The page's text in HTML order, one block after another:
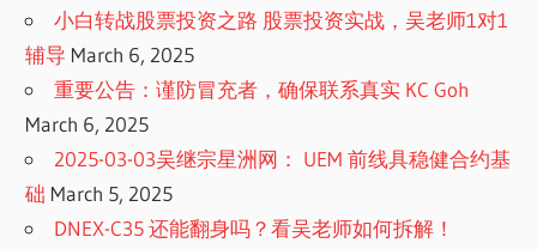
小白转战股票投资之路 股票投资实战，吴老师1对1
辅导 March 6, 2025
重要公告：谨防冒充者，确保联系真实 KC Goh
March 6, 2025
2025-03-03吴继宗星洲网： UEM 前线具稳健合约基
础 March 5, 2025
DNEX-C35 还能翻身吗？看吴老师如何拆解！